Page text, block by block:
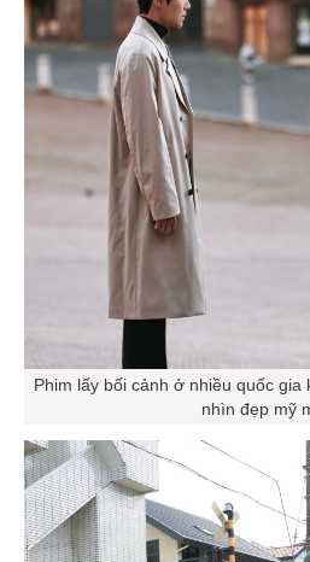
Phim lấy bối cảnh ở nhiều quốc
nhìn đẹp mỹ